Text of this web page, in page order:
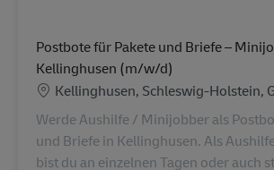
Postbote für Pakete und Briefe –
Kellinghusen (m/w/d)
LocatieKellinghusen, Schleswig-Holstein,
Werde Aushilfe / Minijobber als
und Briefe in Kellinghusen. Als
bist du an einzelnen Tagen oder auch